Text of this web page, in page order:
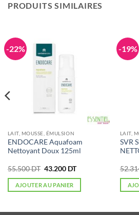
PRODUITS SIMILAIRES
-22%
LAIT, MOUSSE, ÉMULSION
ENDOCARE Aquafoam
Nettoyant Doux 125ml
55.500DT Le
initial
était :
43.200 DTLe
actuel
AJOUTER AU PANIER
-19%
LAIT,
SVR